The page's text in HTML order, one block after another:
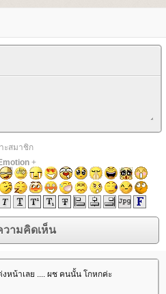
ะสมาชิก
+
น้าเลย .... ผช คนนั้น โกหกค่ะ